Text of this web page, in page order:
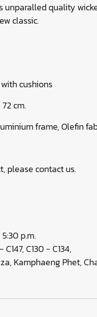
unparalled quality
classic.
cushions
cm.
frame, Olefin
please contact us.
p.m.
C130 - C134,
Kamphaeng Phet,